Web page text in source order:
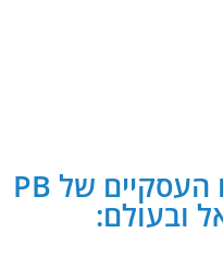
מקצת מ-300 שותפנו העסקיים של PB